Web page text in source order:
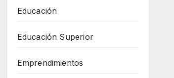
Educación
Educación Superior
Emprendimientos